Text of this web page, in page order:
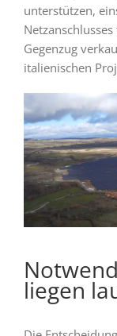
unterstützen,
Gegenzug
italienischen
liegen